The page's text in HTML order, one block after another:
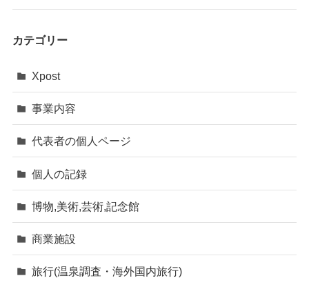
カテゴリー
Xpost
事業内容
代表者の個人ページ
個人の記録
博物,美術,芸術,記念館
商業施設
旅行(温泉調査・海外国内旅行)